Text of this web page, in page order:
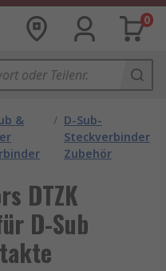
0
&
/ D-Sub-
Steckverbinder
Zubehör
DTZK
D-Sub